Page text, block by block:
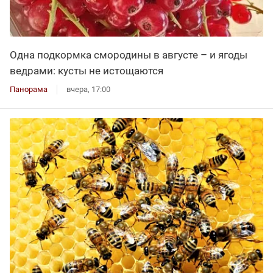
Одна подкормка смородины в августе – и ягоды
ведрами: кусты не истощаются
Панорама вчера, 17:00